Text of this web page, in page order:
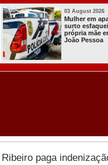
03 August 2026
Mulher em
surto
própria mãe
João Pessoa
paga